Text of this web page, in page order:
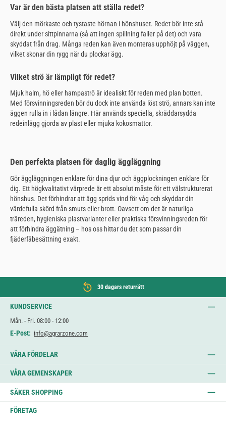
Var är den bästa platsen att ställa redet?
Välj den mörkaste och tystaste hörnan i hönshuset. Redet bör inte stå
direkt under sittpinnarna (så att ingen spillning faller på det) och vara
skyddat från drag. Många reden kan även monteras upphöjt på väggen,
vilket skonar din rygg när du plockar ägg.
Vilket strö är lämpligt för redet?
Mjuk halm, hö eller hampaströ är idealiskt för reden med plan botten.
Med försvinningsreden bör du dock inte använda löst strö, annars kan inte
äggen rulla in i lådan längre. Här används speciella, skräddarsydda
redeinlägg gjorda av plast eller mjuka kokosmattor.
Den perfekta platsen för daglig äggläggning
Gör äggläggningen enklare för dina djur och äggplockningen enklare för
dig. Ett högkvalitativt värprede är ett absolut måste för ett välstrukturerat
hönshus. Det förhindrar att ägg sprids vind för våg och skyddar din
värdefulla skörd från smuts eller brott. Oavsett om det är naturliga
träreden, hygieniska plastvarianter eller praktiska försvinningsreden för
att förhindra äggätning – hos oss hittar du det som passar din
fjäderfäbesättning exakt.
30 dagars returrätt
KUNDSERVICE
Mån. - Fri. 08:00 - 12:00
E-Post: info@agrarzone.com
VÅRA FÖRDELAR
VÅRA GEMENSKAPER
SÄKER SHOPPING
FÖRETAG